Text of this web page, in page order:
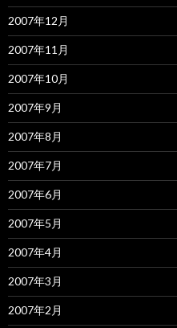
2007年12月
2007年11月
2007年10月
2007年9月
2007年8月
2007年7月
2007年6月
2007年5月
2007年4月
2007年3月
2007年2月